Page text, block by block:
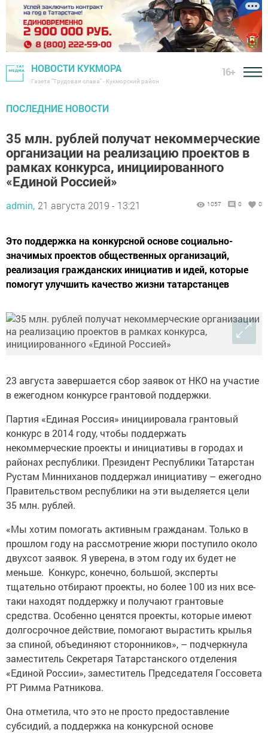
НОВОСТИ КУКМОРА
Газета "Трудовая слава" - Кукморский район
16+
ПОСЛЕДНИЕ НОВОСТИ
35 млн. рублей получат некоммерческие
организации на реализацию проектов в
рамках конкурса, инициированного
«Единой Россией»
admin, 21 августа 2019 - 13:21 1057 0 0
Это поддержка на конкурсной основе социально-
значимых проектов общественных организаций,
реализация гражданских инициатив и идей, которые
помогут улучшить качество жизни татарстанцев
23 августа завершается сбор заявок от НКО на участие
в ежегодном конкурсе грантовой поддержки.
Партия «Единая Россия» инициировала грантовый
конкурс в 2014 году, чтобы поддержать
некоммерческие проекты и инициативы в городах и
районах республики. Президент Республики Татарстан
Рустам Минниханов поддержал инициативу – ежегодно
Правительством республики на эти выделяется цели
35 млн. рублей.
«Мы хотим помогать активным гражданам. Только в
прошлом году на рассмотрение жюри поступило около
двухсот заявок. Я уверена, в этом году их будет не
меньше. Конкурс, конечно, большой, эксперты
тщательно отбирают проекты, но более 100 из них все-
таки находят поддержку и получают грантовые
средства. Особенно ценятся проекты, которые имеют
долгосрочное действие, помогают вырастить крылья
за спиной, объединяют сторонников», – подчеркнула
заместитель Секретаря Татарстанского отделения
«Единой России», заместитель Председателя Госсовета
РТ Римма Ратникова.
Она отметила, что это не просто предоставление
субсидий, а поддержка на конкурсной основе